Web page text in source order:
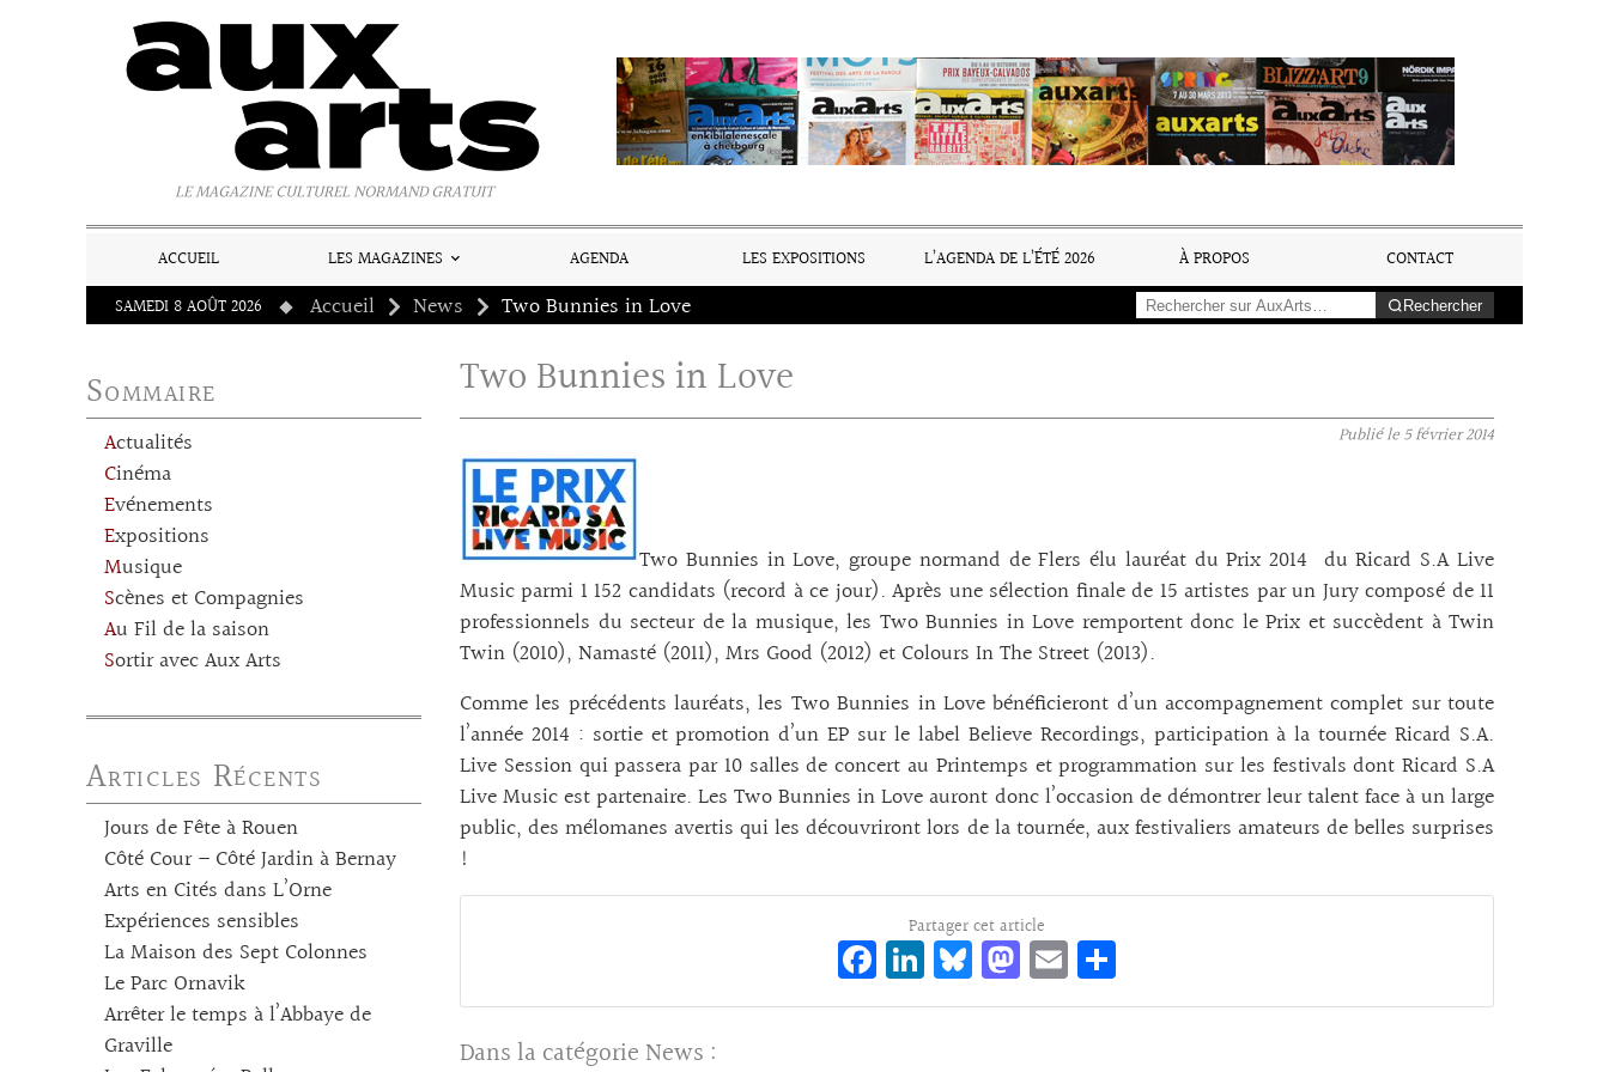
LE MAGAZINE CULTUREL NORMAND GRATUIT
ACCUEIL LES MAGAZINES AGENDA LES EXPOSITIONS L’AGENDA DE L’ÉTÉ 2026 À PROPOS
CONTACT
SAMEDI 8 AOÛT 2026
Accueil News Two Bunnies in Love Rechercher
Sommaire
Actualités
Cinéma
Evénements
Expositions
Musique
Scènes et Compagnies
Au Fil de la saison
Sortir avec Aux Arts
Articles Récents
Jours de Fête à Rouen
Côté Cour – Côté Jardin à Bernay
Arts en Cités dans L’Orne
Expériences sensibles
La Maison des Sept Colonnes
Le Parc Ornavik
Arrêter le temps à l’Abbaye de
Graville
Two Bunnies in Love
Publié le5 février 2014
Two Bunnies in Love, groupe normand de Flers élu lauréat du Prix 2014 du Ricard S.A Live
Music parmi 1 152 candidats (record à ce jour). Après une sélection finale de 15 artistes par un Jury composé de 11
professionnels du secteur de la musique, les Two Bunnies in Love remportent donc le Prix et succèdent à Twin
Twin (2010), Namasté (2011), Mrs Good (2012) et Colours In The Street (2013).
Comme les précédents lauréats, les Two Bunnies in Love bénéficieront d’un accompagnement complet sur toute
l’année 2014 : sortie et promotion d’un EP sur le label Believe Recordings, participation à la tournée Ricard S.A.
Live Session qui passera par 10 salles de concert au Printemps et programmation sur les festivals dont Ricard S.A
Live Music est partenaire. Les Two Bunnies in Love auront donc l’occasion de démontrer leur talent face à un large
public, des mélomanes avertis qui les découvriront lors de la tournée, aux festivaliers amateurs de belles surprises
!
Partager cet article
Fa
ce
Li
n
Bl
ue
M
as
E
m rt
Dans la catégorie News :
Panneau de gestion des cookies